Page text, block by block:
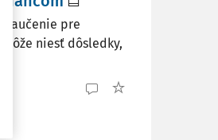
pre
niesť dôsledky,